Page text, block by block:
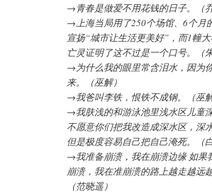
→青春是做爱不用花钱的日子。（乔
→上海当局用了250个场馆、6个月
宣扬“城市让生活更美好”，而1幢
亡灵证明了这不过是一个口号。（
→为什么我的眼里常含泪水，因为
来。（巫解）
→我爸叫李铁，恨铁不成钢。（巫解
→我肤浅的和游泳池里浅水区儿童
不愿意你们把我改造成深水区，深
但是极度容易自己把自己淹死。（
→我准备崩溃，我在崩溃边缘 如果
崩溃，我在准崩溃的路上越走越远
（范晓遥）